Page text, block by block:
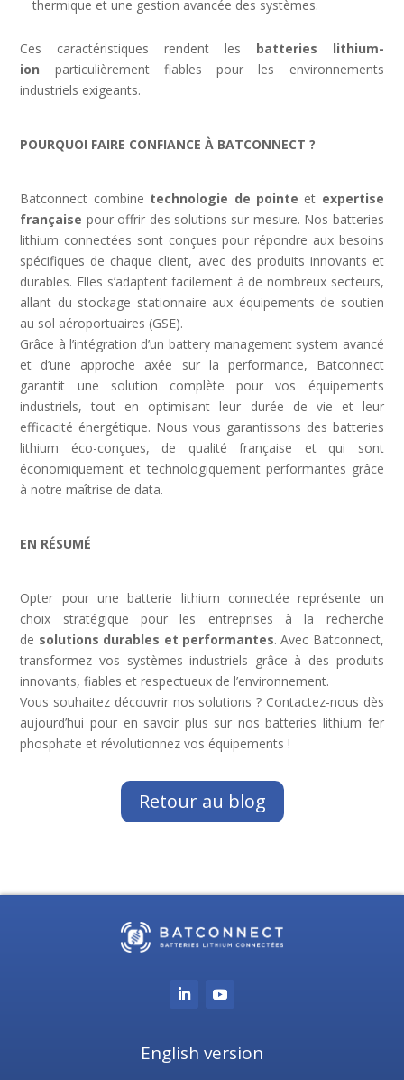
thermique et une gestion avancée des systèmes.
Ces caractéristiques rendent les batteries lithium-
ion particulièrement fiables pour les environnements
industriels exigeants.
POURQUOI FAIRE CONFIANCE À BATCONNECT ?
Batconnect combine technologie de pointe et expertise
française pour offrir des solutions sur mesure. Nos batteries
lithium connectées sont conçues pour répondre aux besoins
spécifiques de chaque client, avec des produits innovants et
durables. Elles s’adaptent facilement à de nombreux secteurs,
allant du stockage stationnaire aux équipements de soutien
au sol aéroportuaires (GSE).
Grâce à l’intégration d’un battery management system avancé
et d’une approche axée sur la performance, Batconnect
garantit une solution complète pour vos équipements
industriels, tout en optimisant leur durée de vie et leur
efficacité énergétique. Nous vous garantissons des batteries
lithium éco-conçues, de qualité française et qui sont
économiquement et technologiquement performantes grâce
à notre maîtrise de data.
EN RÉSUMÉ
Opter pour une batterie lithium connectée représente un
choix stratégique pour les entreprises à la recherche
de solutions durables et performantes. Avec Batconnect,
transformez vos systèmes industriels grâce à des produits
innovants, fiables et respectueux de l’environnement.
Vous souhaitez découvrir nos solutions ? Contactez-nous dès
aujourd’hui pour en savoir plus sur nos batteries lithium fer
phosphate et révolutionnez vos équipements !
Retour au blog
English version